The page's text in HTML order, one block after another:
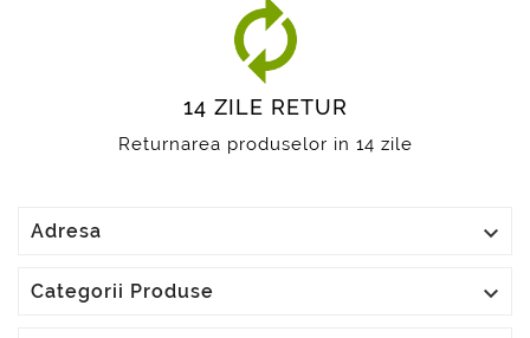
14 ZILE RETUR
Returnarea produselor in 14 zile
Adresa 
Categorii Produse 